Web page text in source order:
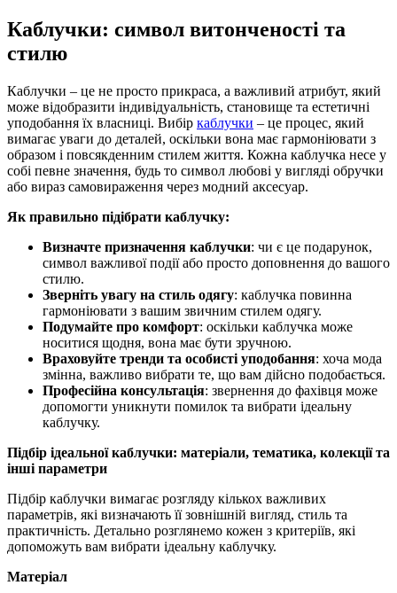
Каблучки: символ витонченості та
стилю
Каблучки – це не просто прикраса, а важливий атрибут, який
може відобразити індивідуальність, становище та естетичні
уподобання їх власниці. Вибір каблучки – це процес, який
вимагає уваги до деталей, оскільки вона має гармоніювати з
образом і повсякденним стилем життя. Кожна каблучка несе у
собі певне значення, будь то символ любові у вигляді обручки
або вираз самовираження через модний аксесуар.
Як правильно підібрати каблучку:
Визначте призначення каблучки: чи є це подарунок,
символ важливої події або просто доповнення до вашого
стилю.
Зверніть увагу на стиль одягу: каблучка повинна
гармоніювати з вашим звичним стилем одягу.
Подумайте про комфорт: оскільки каблучка може
носитися щодня, вона має бути зручною.
Враховуйте тренди та особисті уподобання: хоча мода
змінна, важливо вибрати те, що вам дійсно подобається.
Професійна консультація: звернення до фахівця може
допомогти уникнути помилок та вибрати ідеальну
каблучку.
Підбір ідеальної каблучки: матеріали, тематика, колекції та
інші параметри
Підбір каблучки вимагає розгляду кількох важливих
параметрів, які визначають її зовнішній вигляд, стиль та
практичність. Детально розглянемо кожен з критеріїв, які
допоможуть вам вибрати ідеальну каблучку.
Матеріал